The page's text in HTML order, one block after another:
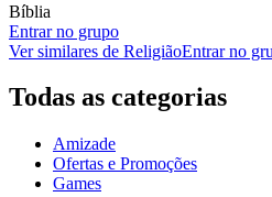
Bíblia
Entrar no grupo
Ver similares de ReligiãoEntrar no
Todas as categorias
Amizade
Ofertas e Promoções
Games